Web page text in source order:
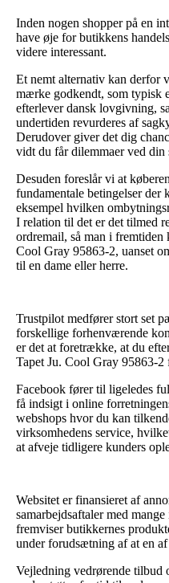
Inden nogen shopper på en
have øje for butikkens
videre interessant.
Et nemt alternativ kan derfor
mærke godkendt, som typisk
efterlever dansk lovgivning,
undertiden revurderes af
Derudover giver det dig
vidt du får dilemmaer ved din
Desuden foreslår vi at
fundamentale betingelser
eksempel hvilken
I relation til det er det tilmed
ordremail, så man i
Cool Gray 95863-2, uanset
til en dame eller herre.
Trustpilot medfører stort set
forskellige forhenværende
er det at foretrække, at du
Tapet Ju. Cool Gray 95863-2
Facebook fører til ligeledes
få indsigt i online
webshops hvor du kan
virksomhedens service,
at afveje tidligere kunders
Websitet er finansieret af
samarbejdsaftaler med
fremviser butikkernes
under forudsætning af at en
Vejledning vedrørende tilbud